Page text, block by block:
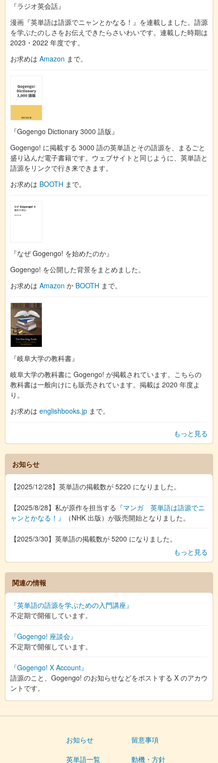
『ラジオ英会話』
漫画『英単語は語源でニャンとかなる！』を連載しました。語源
を学ぶたのしさをお伝えできたらさいわいです。連載した時期は
2023・2022 年度です。
お求めは Amazon まで。
『Gogengo Dictionary 3000 語版』
Gogengo! に掲載する 3000 語の英単語とその語源を、まるごと
盛り込んだ電子書籍です。ウェブサイトと同じように、英単語と
語源をリンクで行き来できます。
お求めは BOOTH まで。
『なぜ Gogengo! を始めたのか』
Gogengo! を公開した背景をまとめました。
お求めは Amazon か BOOTH まで。
『岐阜大学の教科書』
岐阜大学の教科書に Gogengo! が掲載されています。こちらの
教科書は一般向けにも販売されています。掲載は 2020 年度よ
り。
お求めは englishbooks.jp まで。
もっと見る
お知らせ
【2025/12/28】英単語の掲載数が 5220 になりました。
【2025/8/28】私が原作を担当する 『マンガ 英単語は語源でニ
ャンとかなる！』
（NHK 出版）が販売開始となりました。
【2025/3/30】英単語の掲載数が 5200 になりました。
もっと見る
関連の情報
『英単語の語源を学ぶための入門講座』
不定期で開催しています。
『Gogengo! 座談会』
不定期で開催しています。
『Gogengo! X Account』
語源のこと、Gogengo! のお知らせなどをポストする X のアカウ
ントです。
お知らせ
英単語一覧
留意事項
動機・方針